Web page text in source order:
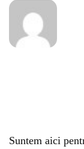
Suntem aici